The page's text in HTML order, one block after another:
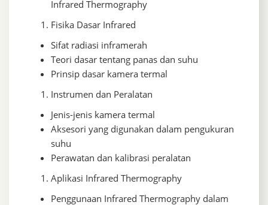
Infrared Thermography
Fisika Dasar Infrared
Sifat radiasi inframerah
Teori dasar tentang panas dan suhu
Prinsip dasar kamera termal
Instrumen dan Peralatan
Jenis-jenis kamera termal
Aksesori yang digunakan dalam pengukuran
suhu
Perawatan dan kalibrasi peralatan
Aplikasi Infrared Thermography
Penggunaan Infrared Thermography dalam